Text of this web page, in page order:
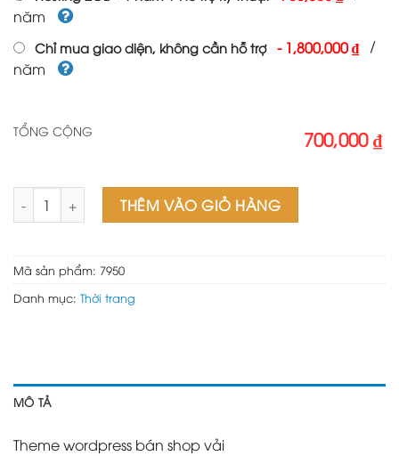
năm
Chỉ mua giao diện, không cần hỗ trợ -1,800,000 ₫ /
năm
TỔNG CỘNG 700,000 ₫
Theme wordpress bán shop vải số lượng
THÊM VÀO GIỎ HÀNG
Mã sản phẩm: 7950
Danh mục: Thời trang
MÔ TẢ
Theme wordpress bán shop vải